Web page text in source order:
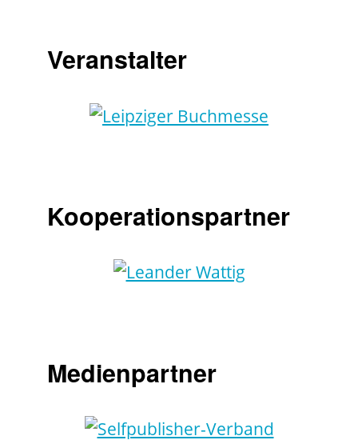
Veranstalter
Kooperationspartner
Medienpartner